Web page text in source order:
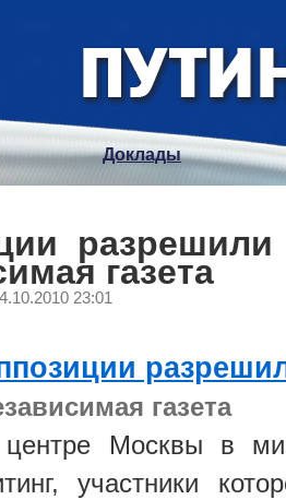
Доклады
газета
23:01
газета
Москвы в
участники